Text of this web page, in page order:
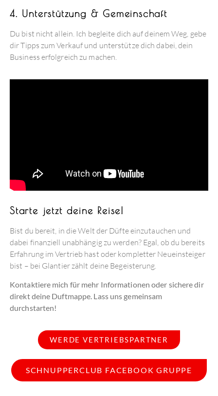
4. Unterstützung & Gemeinschaft
Du bist nicht allein. Ich begleite dich auf deinem Weg, gebe
dir Tipps zum Verkauf und unterstütze dich dabei, dein
Business erfolgreich zu machen.
Starte jetzt deine Reise!
Bist du bereit, in die Welt der Düfte einzutauchen und
dabei finanziell unabhängig zu werden? Egal, ob du bereits
Erfahrung im Vertrieb hast oder kompletter Neueinsteiger
bist – bei Glantier zählt deine Begeisterung.
Kontaktiere mich für mehr Informationen oder sichere dir
direkt deine Duftmappe. Lass uns gemeinsam
durchstarten!
WERDE VERTRIEBSPARTNER
SCHNUPPERCLUB FACEBOOK GRUPPE